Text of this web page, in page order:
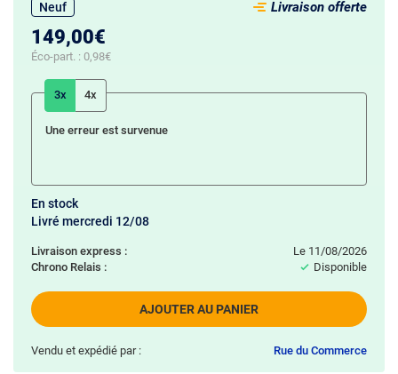
Neuf
149,00€
Éco-part. : 0,98€
3x 4x
Une erreur est survenue
AJOUTER AU PANIER
En stock
Livraison express :
le 11/08/2026
Chrono Relais :
Disponible
Livré mercredi 12/08
Livraison offerte
Vendu et expédié par : Rue du Commerce